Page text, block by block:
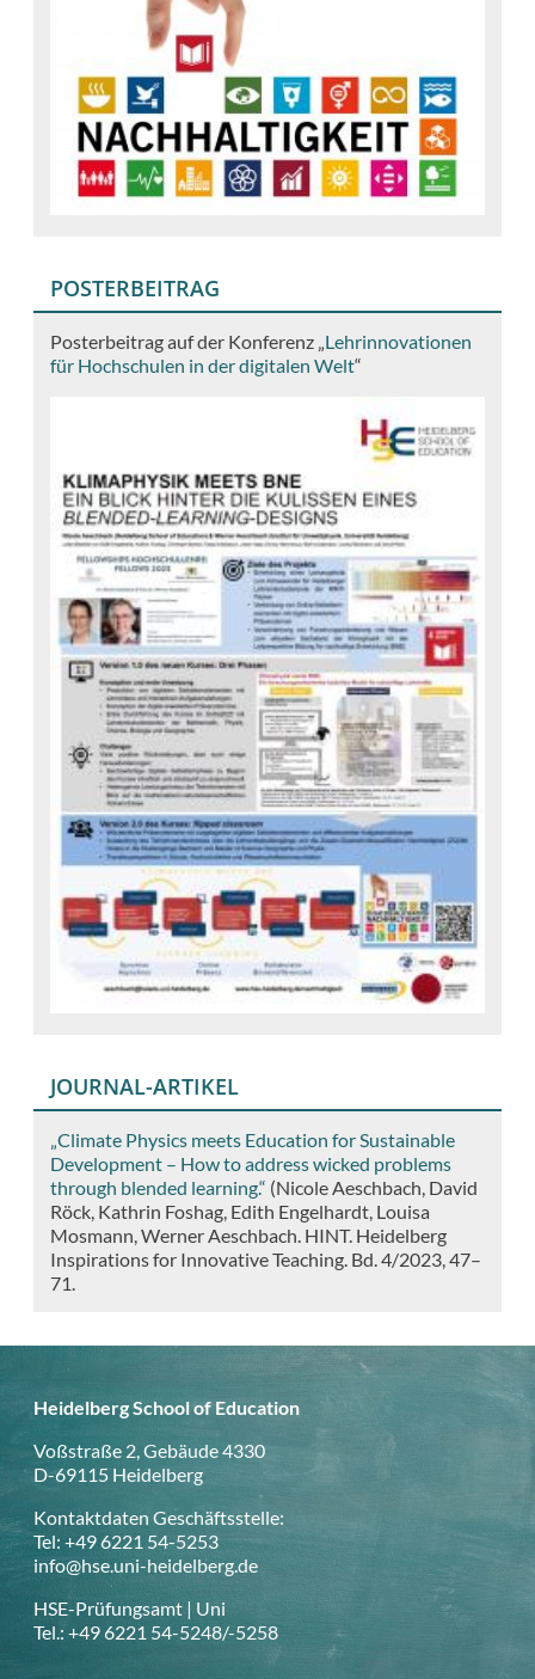
POSTERBEITRAG
Posterbeitrag auf der Konferenz „ Lehrinnovationen
für Hochschulen in der digitalen Welt“
JOURNAL-ARTIKEL
„Climate Physics meets Education for Sustainable
Development – How to address wicked problems
through blended learning.“ (Nicole Aeschbach, David
Röck, Kathrin Foshag, Edith Engelhardt, Louisa
Mosmann, Werner Aeschbach. HINT. Heidelberg
Inspirations for Innovative Teaching. Bd. 4/2023, 47–
71.
Heidelberg School of Education
Voßstraße 2, Gebäude 4330
D-69115 Heidelberg
Kontaktdaten Geschäftsstelle:
Tel: +49 6221 54-5253
info@hse.uni-heidelberg.de
HSE-Prüfungsamt | Uni
Tel.: +49 6221 54-5248/-5258